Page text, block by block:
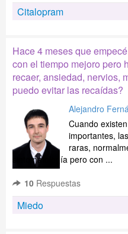
Citalopram
Hace 4 meses que
con el tiempo mejoro pero
recaer, ansiedad, nervios,
puedo evitar las recaídas?
Alejandro
Cuando
importantes,
raras,
sintomatología pero con ...
10 Respuestas
Miedo